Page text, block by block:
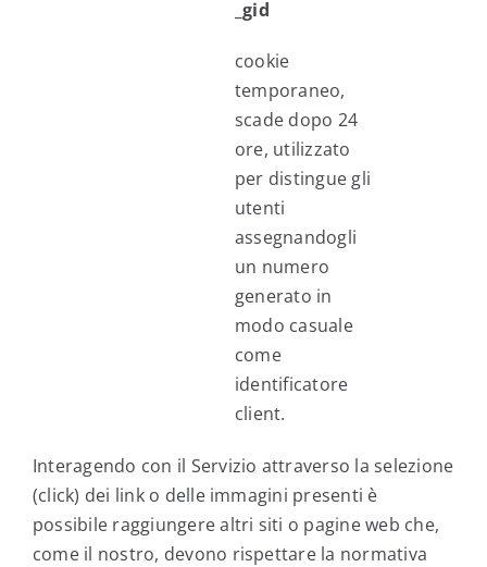
_gid
cookie
temporaneo,
scade dopo 24
ore, utilizzato
per distingue gli
utenti
assegnandogli
un numero
generato in
modo casuale
come
identificatore
client.
Interagendo con il Servizio attraverso la selezione
(click) dei link o delle immagini presenti è
possibile raggiungere altri siti o pagine web che,
come il nostro, devono rispettare la normativa